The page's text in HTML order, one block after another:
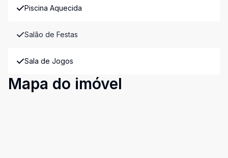
Piscina Aquecida
Salão de Festas
Sala de Jogos
Mapa do imóvel